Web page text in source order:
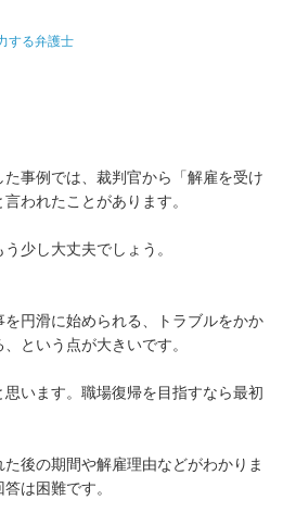
する弁護士
事例では、裁判官から「解雇を受け
われたことがあります。
少し大丈夫でしょう。
円滑に始められる、トラブルをかか
という点が大きいです。
います。職場復帰を目指すなら最初
後の期間や解雇理由などがわかりま
は困難です。